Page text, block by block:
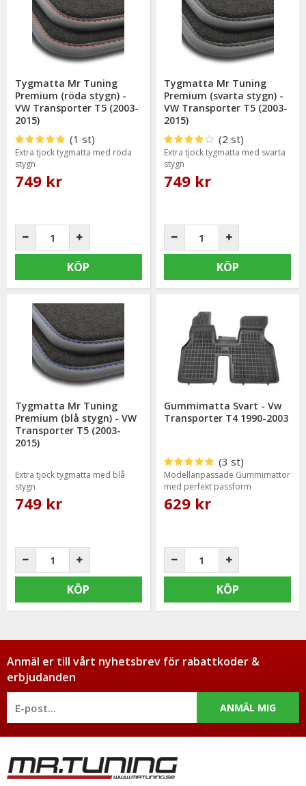
bevisat sig hålla en hög kvalitet och mycket god passform.
Tygmatta Mr Tuning
Premium (röda stygn) -
VW Transporter T5 (2003-
2015)
(1 st)
Extra tjock tygmatta med röda
stygn
749 kr
KÖP
Tygmatta Mr Tuning
Premium (svarta stygn) -
VW Transporter T5 (2003-
2015)
(2 st)
Extra tjock tygmatta med svarta
stygn
749 kr
KÖP
Tygmatta Mr Tuning
Premium (blå stygn) - VW
Transporter T5 (2003-
2015)
Extra tjock tygmatta med blå
stygn
749 kr
KÖP
Gummimatta Svart - Vw
Transporter T4 1990-2003
(3 st)
Modellanpassade Gummimattor
med perfekt passform
629 kr
KÖP
Anmäl er till vårt nyhetsbrev för rabattkoder &
erbjudanden
ANMÄL MIG